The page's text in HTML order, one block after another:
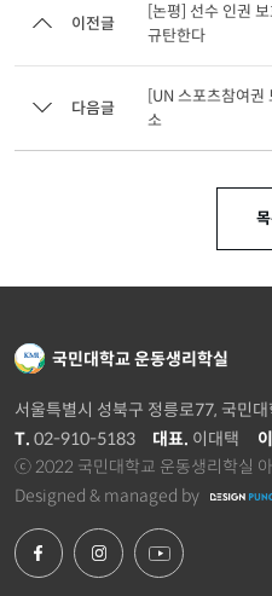
이전글
[논평] 선수 인권
규탄한다
다음글
[UN 스포츠참여권
소
국민대학교 운동생리학실
서울특별시 성북구 정릉로77, 국민
T. 02-910-5183 대표. 이대택
ⓒ 2022 국민대학교 운동생리학실
Designed & managed by